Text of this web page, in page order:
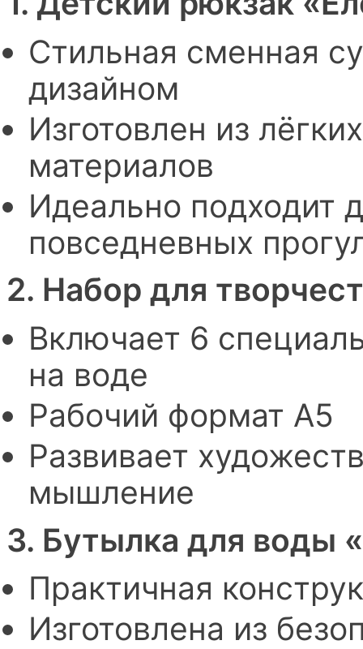
Стильная сменная
дизайном
Изготовлен из
материалов
Идеально подходит
повседневных
2. Набор для
Включает 6
на воде
Рабочий формат А5
Развивает
мышление
3. Бутылка для воды
Практичная
Изготовлена из